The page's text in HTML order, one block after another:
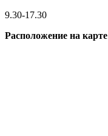
9.30-17.30
Расположение на карте